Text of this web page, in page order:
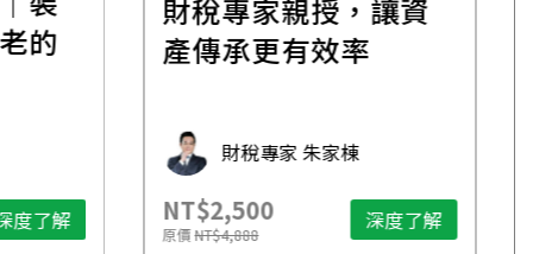
解
財稅專家親授，讓資
產傳承更有效率
財稅專家 朱家棟
NT$2,500
NT$4,888 深度了解